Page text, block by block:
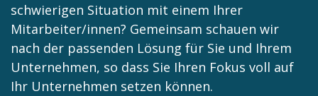
schwierigen Situation mit einem Ihrer
Mitarbeiter/innen? Gemeinsam schauen wir
nach der passenden Lösung für Sie und Ihrem
Unternehmen, so dass Sie Ihren Fokus voll auf
Ihr Unternehmen setzen können.